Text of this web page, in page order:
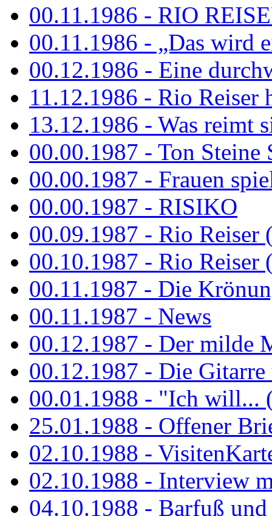
00.11.1986 - RIO
00.11.1986 - „Das wird
00.12.1986 - Eine
11.12.1986 - Rio Reiser
13.12.1986 - Was reimt
00.00.1987 - Ton Steine
00.00.1987 - Frauen
00.00.1987 - RISIKO
00.09.1987 - Rio Reiser
00.10.1987 - Rio Reiser
00.11.1987 - Die
00.11.1987 - News
00.12.1987 - Der milde
00.12.1987 - Die Gitarre
00.01.1988 - "Ich will...
25.01.1988 - Offener
02.10.1988 -
02.10.1988 - Interview
04.10.1988 - Barfuß und